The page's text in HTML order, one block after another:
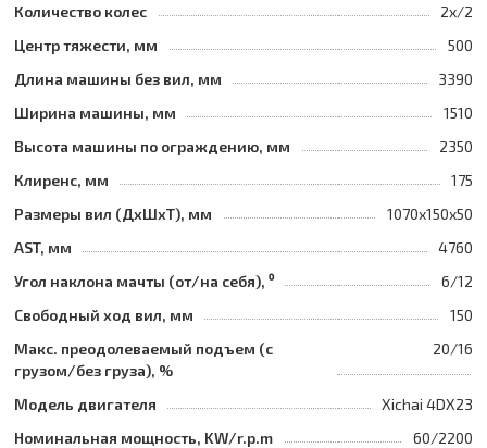
Количество колес
2х/2
Центр тяжести, мм
500
Длина машины без вил, мм
3390
Ширина машины, мм
1510
Высота машины по ограждению, мм
2350
Клиренс, мм
175
Размеры вил (ДхШхТ), мм
1070х150х50
AST, мм
4760
Угол наклона мачты (от/на себя), ⁰
6/12
Свободный ход вил, мм
150
Макс. преодолеваемый подъем (с
грузом/без груза), %
20/16
Модель двигателя
Xichai 4DX23
Номинальная мощность, KW/r.p.m
60/2200